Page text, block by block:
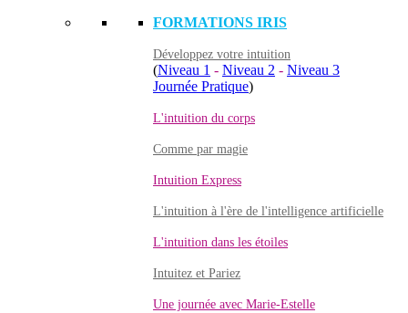
FORMATIONS IRIS
Développez votre intuition
(Niveau 1 - Niveau 2 - Niveau 3
Journée Pratique)
L'intuition du corps
Comme par magie
Intuition Express
L'intuition à l'ère de l'intelligence artificielle
L'intuition dans les étoiles
Intuitez et Pariez
Une journée avec Marie-Estelle